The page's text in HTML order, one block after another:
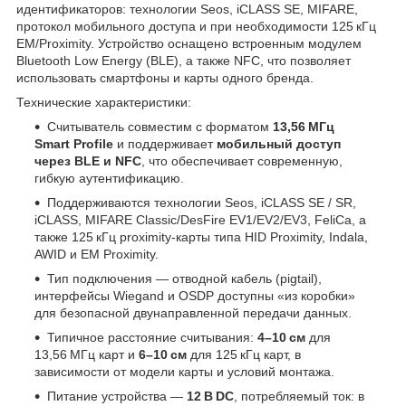
идентификаторов: технологии Seos, iCLASS SE, MIFARE,
протокол мобильного доступа и при необходимости 125 кГц
EM/Proximity. Устройство оснащено встроенным модулем
Bluetooth Low Energy (BLE), а также NFC, что позволяет
использовать смартфоны и карты одного бренда.
Технические характеристики:
Считыватель совместим с форматом 13,56 МГц
Smart Profile и поддерживает мобильный доступ
через BLE и NFC , что обеспечивает современную,
гибкую аутентификацию.
Поддерживаются технологии Seos, iCLASS SE / SR,
iCLASS, MIFARE Classic/DesFire EV1/EV2/EV3, FeliCa, а
также 125 кГц proximity-карты типа HID Proximity, Indala,
AWID и EM Proximity.
Тип подключения — отводной кабель (pigtail),
интерфейсы Wiegand и OSDP доступны «из коробки»
для безопасной двунаправленной передачи данных.
Типичное расстояние считывания: 4–10 см для
13,56 МГц карт и 6–10 см для 125 кГц карт, в
зависимости от модели карты и условий монтажа.
Питание устройства — 12 В DC , потребляемый ток: в